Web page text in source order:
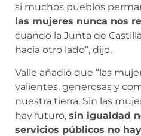
si muchos pueblos
las mujeres nunca nos
cuando la Junta de
hacia otro lado”, dijo.
Valle añadió que “las
valientes, generosas y
nuestra tierra. Sin las
hay futuro, sin igualdad
servicios públicos no